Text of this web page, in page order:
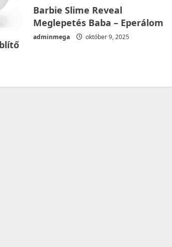
Barbie Slime Reveal
Meglepetés Baba – Eperálom
adminmega október 9, 2025